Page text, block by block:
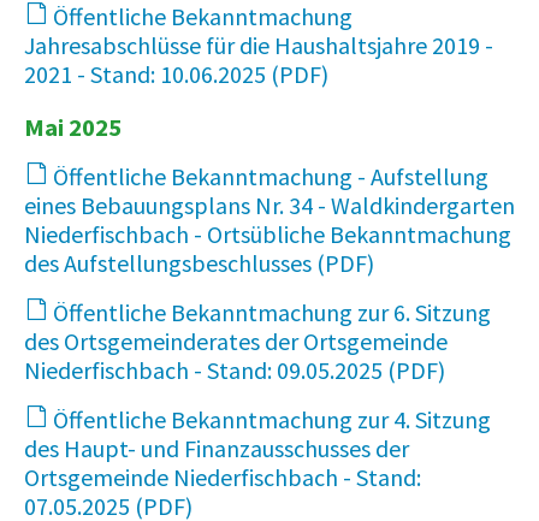
Öffentliche Bekanntmachung
Jahresabschlüsse für die Haushaltsjahre 2019 -
2021 - Stand: 10.06.2025
Mai 2025
Öffentliche Bekanntmachung - Aufstellung
eines Bebauungsplans Nr. 34 - Waldkindergarten
Niederfischbach - Ortsübliche Bekanntmachung
des Aufstellungsbeschlusses
Öffentliche Bekanntmachung zur 6. Sitzung
des Ortsgemeinderates der Ortsgemeinde
Niederfischbach - Stand: 09.05.2025
Öffentliche Bekanntmachung zur 4. Sitzung
des Haupt- und Finanzausschusses der
Ortsgemeinde Niederfischbach - Stand:
07.05.2025